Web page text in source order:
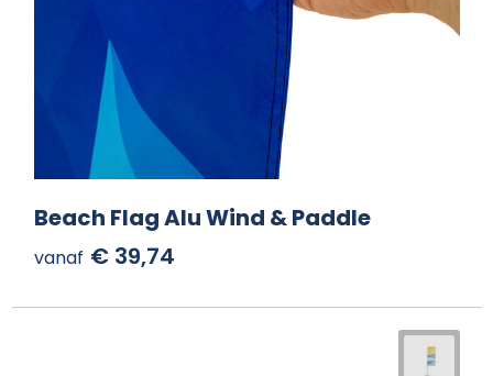
Beach Flag Alu Wind & Paddle
vanaf € 39,74